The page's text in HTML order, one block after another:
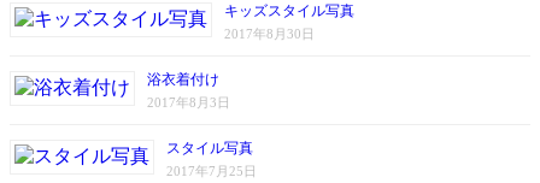
キッズスタイル写真
2017年8月30日
浴衣着付け
2017年8月3日
スタイル写真
2017年7月25日